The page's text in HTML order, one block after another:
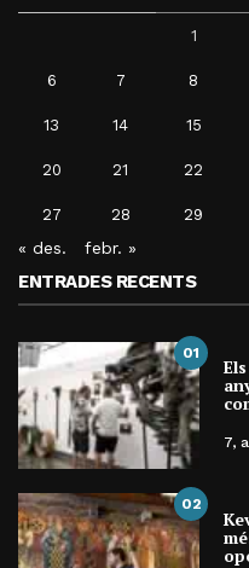
1
6 7 8
13 14 15
20 21 22
27 28 29
« des. febr. »
ENTRADES RECENTS
01
7,
02